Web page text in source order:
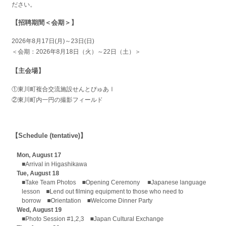
ださい。
【招聘期間＜会期＞】
2026年8月17日(月)～23日(日)
＜会期：2026年8月18日（火）～22日（土）＞
【主会場】
①東川町複合交流施設せんとぴゅあⅠ
②東川町内一円の撮影フィールド
【Schedule (tentative)】
Mon, August 17
■Arrival in Higashikawa
Tue, August 18
■Take Team Photos ■Opening Ceremony ■Japanese language
lesson ■Lend out filming equipment to those who need to
borrow ■Orientation ■Welcome Dinner Party
Wed, August 19
■Photo Session #1,2,3 ■Japan Cultural Exchange